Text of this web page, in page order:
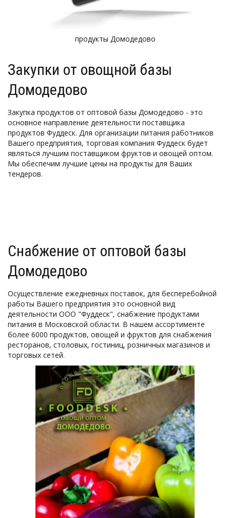
продукты Домодедово
Закупки от овощной базы
Домодедово
Закупка продуктов от оптовой базы Домодедово - это
основное направление деятельности поставщика
продуктов Фуддеск. Для организации питания работников
Вашего предприятия, торговая компания Фуддеск будет
являться лучшим поставщиком фруктов и овощей оптом.
Мы обеспечим лучшие цены на продукты для Ваших
тендеров.
Снабжение от оптовой базы
Домодедово
Осуществление ежедневных поставок, для бесперебойной
работы Вашего предприятия это основной вид
деятельности ООО "Фуддеск", снабжение продуктами
питания в Московской области. В нашем ассортименте
более 6000 продуктов, овощей и фруктов для снабжения
ресторанов, столовых, гостиниц, розничных магазинов и
торговых сетей.